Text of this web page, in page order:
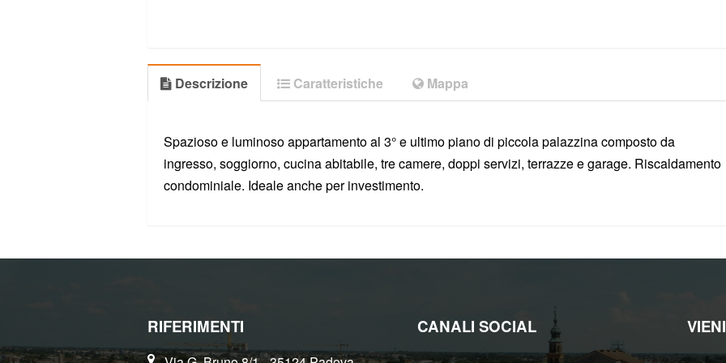
Descrizione Caratteristiche Mappa
Spazioso e luminoso appartamento al 3° e ultimo piano di piccola palazzina composto da
ingresso, soggiorno, cucina abitabile, tre camere, doppi servizi, terrazze e garage. Riscaldamento
condominiale. Ideale anche per investimento.
RIFERIMENTI CANALI SOCIAL